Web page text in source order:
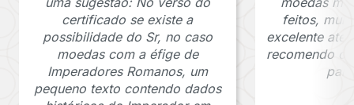
certificado se existe a
possibilidade do Sr, no caso
moedas com a éfige de
Imperadores Romanos, um
pequeno texto contendo dados
feitos,
excelente
recomendo o